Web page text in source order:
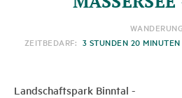
WANDERUNG
ZEITBEDARF: 3 STUNDEN 20 MINUTEN
Landschaftspark Binntal -